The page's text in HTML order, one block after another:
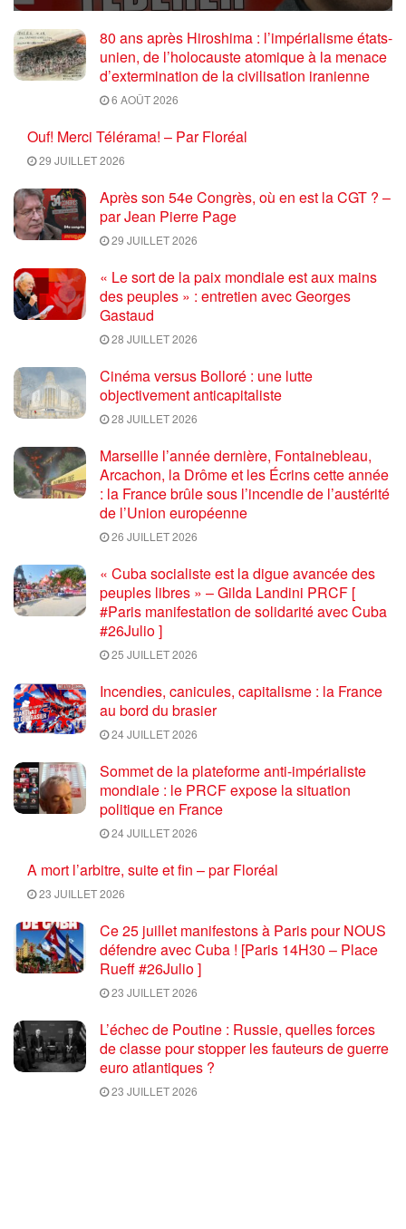
80 ans après Hiroshima : l’impérialisme états-
unien, de l’holocauste atomique à la menace
d’extermination de la civilisation iranienne
6 AOÛT 2026
Ouf! Merci Télérama! – Par Floréal
29 JUILLET 2026
Après son 54e Congrès, où en est la CGT ? –
par Jean Pierre Page
29 JUILLET 2026
« Le sort de la paix mondiale est aux mains
des peuples » : entretien avec Georges
Gastaud
28 JUILLET 2026
Cinéma versus Bolloré : une lutte
objectivement anticapitaliste
28 JUILLET 2026
Marseille l’année dernière, Fontainebleau,
Arcachon, la Drôme et les Écrins cette année
: la France brûle sous l’incendie de l’austérité
de l’Union européenne
26 JUILLET 2026
« Cuba socialiste est la digue avancée des
peuples libres » – Gilda Landini PRCF [
#Paris manifestation de solidarité avec Cuba
#26Julio ]
25 JUILLET 2026
Incendies, canicules, capitalisme : la France
au bord du brasier
24 JUILLET 2026
Sommet de la plateforme anti-impérialiste
mondiale : le PRCF expose la situation
politique en France
24 JUILLET 2026
A mort l’arbitre, suite et fin – par Floréal
23 JUILLET 2026
Ce 25 juillet manifestons à Paris pour NOUS
défendre avec Cuba ! [Paris 14H30 – Place
Rueff #26Julio ]
23 JUILLET 2026
L’échec de Poutine : Russie, quelles forces
de classe pour stopper les fauteurs de guerre
euro atlantiques ?
23 JUILLET 2026